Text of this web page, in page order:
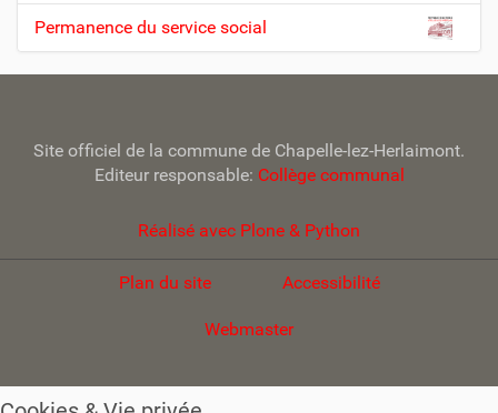
g
a
t
o
Permanence du service social
Site officiel de la commune de Chapelle-lez-Herlaimont.
Editeur responsable: Collège communal
Réalisé avec Plone & Python
Plan du site Accessibilité
Webmaster